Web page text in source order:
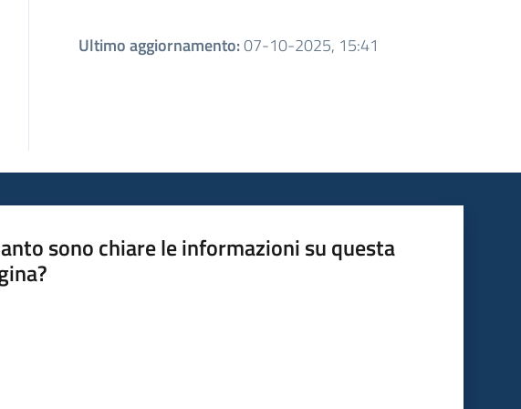
Ultimo aggiornamento:07-10-2025, 15:41
sono chiare le informazioni su questa